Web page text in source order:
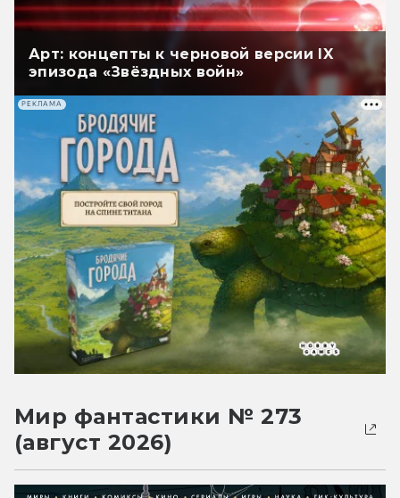
Арт: концепты к черновой версии IX
эпизода «Звёздных войн»
РЕКЛАМА
Мир фантастики № 273
(август 2026)